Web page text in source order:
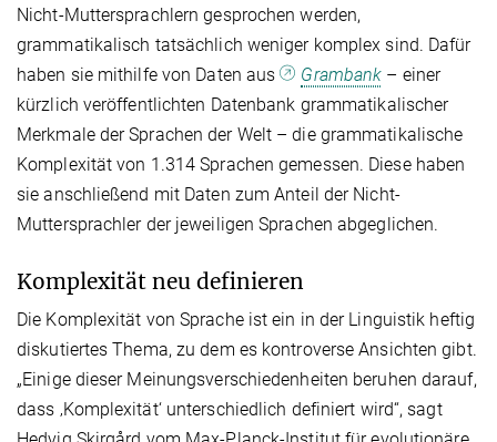
Nicht-Muttersprachlern gesprochen werden,
grammatikalisch tatsächlich weniger komplex sind. Dafür
haben sie mithilfe von Daten aus
Grambank – einer
kürzlich veröffentlichten Datenbank grammatikalischer
Merkmale der Sprachen der Welt – die grammatikalische
Komplexität von 1.314 Sprachen gemessen. Diese haben
sie anschließend mit Daten zum Anteil der Nicht-
Muttersprachler der jeweiligen Sprachen abgeglichen.
Komplexität neu definieren
Die Komplexität von Sprache ist ein in der Linguistik heftig
diskutiertes Thema, zu dem es kontroverse Ansichten gibt.
„Einige dieser Meinungsverschiedenheiten beruhen darauf,
dass ‚Komplexität‘ unterschiedlich definiert wird“, sagt